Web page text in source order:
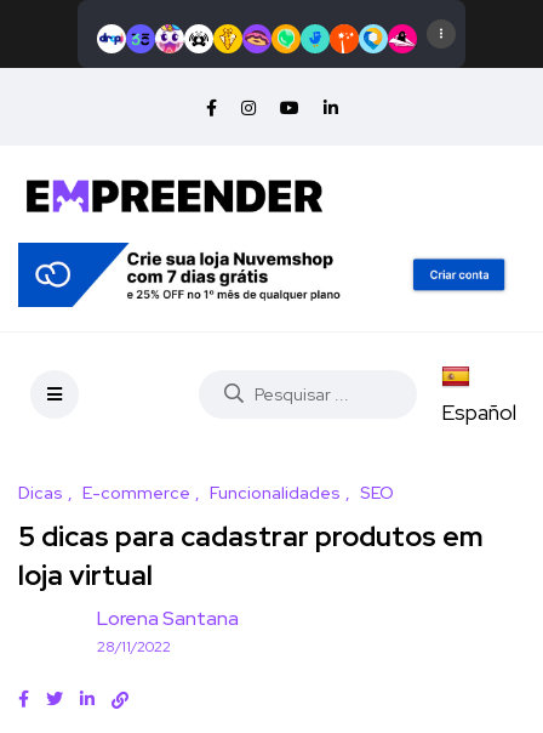
Español
Dicas E-commerce Funcionalidades SEO
5 dicas para cadastrar produtos em
loja virtual
Lorena Santana
28/11/2022